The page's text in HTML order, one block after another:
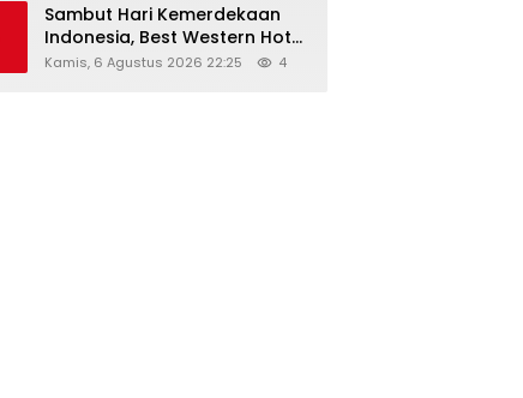
Sambut Hari Kemerdekaan
Indonesia, Best Western Hotel
Hadirkan The Freedom Stay
Kamis, 6 Agustus 2026 22:25 4